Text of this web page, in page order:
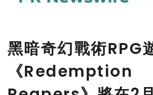
黑暗奇幻戰術RPG
《Redemption